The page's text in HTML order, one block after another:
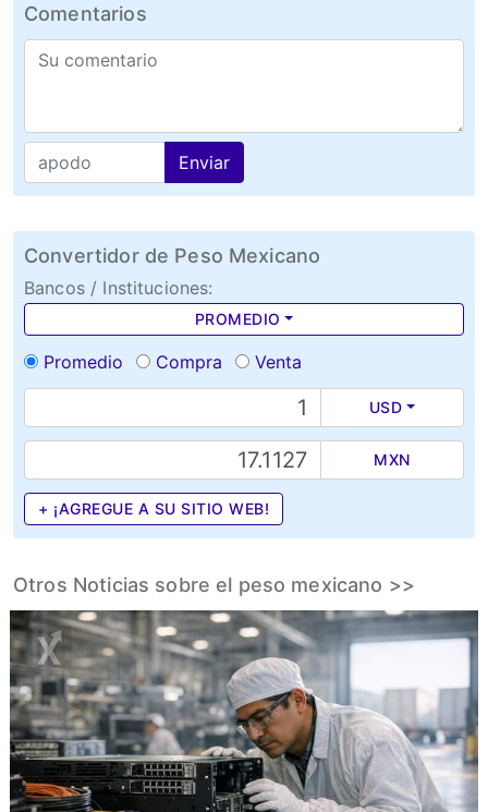
Comentarios
Enviar
Convertidor de Peso Mexicano
Bancos / Instituciones:
PROMEDIO
Promedio Compra Venta
USD
MXN
+ ¡AGREGUE A SU SITIO WEB!
Otros Noticias sobre el peso mexicano >>